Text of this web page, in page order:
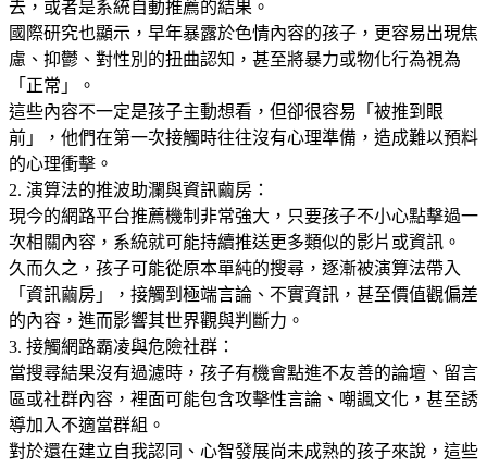
去，或者是系統自動推薦的結果。
國際研究也顯示，早年暴露於色情內容的孩子，更容易出現焦
慮、抑鬱、對性別的扭曲認知，甚至將暴力或物化行為視為
「正常」。
這些內容不一定是孩子主動想看，但卻很容易「被推到眼
前」，他們在第一次接觸時往往沒有心理準備，造成難以預料
的心理衝擊。
2. 演算法的推波助瀾與資訊繭房：
現今的網路平台推薦機制非常強大，只要孩子不小心點擊過一
次相關內容，系統就可能持續推送更多類似的影片或資訊。
久而久之，孩子可能從原本單純的搜尋，逐漸被演算法帶入
「資訊繭房」，接觸到極端言論、不實資訊，甚至價值觀偏差
的內容，進而影響其世界觀與判斷力。
3. 接觸網路霸凌與危險社群：
當搜尋結果沒有過濾時，孩子有機會點進不友善的論壇、留言
區或社群內容，裡面可能包含攻擊性言論、嘲諷文化，甚至誘
導加入不適當群組。
對於還在建立自我認同、心智發展尚未成熟的孩子來說，這些